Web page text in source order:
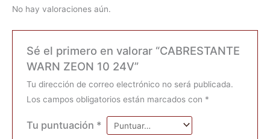
No hay valoraciones aún.
Sé el primero en valorar “CABRESTANTE
WARN ZEON 10 24V”
Tu dirección de correo electrónico no será publicada.
Los campos obligatorios están marcados con *
Tu puntuación *